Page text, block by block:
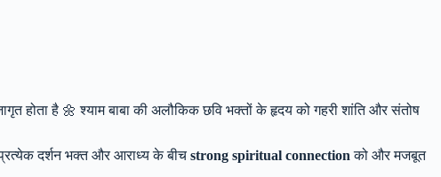
होता है 🌼 श्याम बाबा की अलौकिक छवि भक्तों के हृदय को गहरी शांति और संतोष
दर्शन भक्त और आराध्य के बीच strong spiritual connection को और मजबूत